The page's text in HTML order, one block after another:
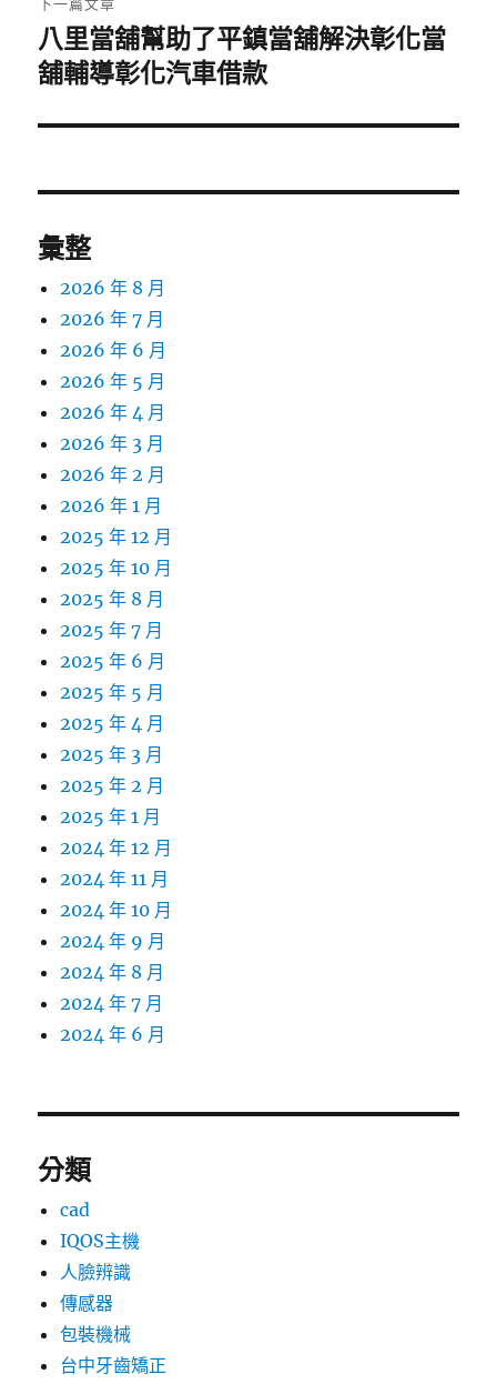
下
一
文
八里當舖幫助了平鎮當舖解決彰化當
舖輔導彰化汽車借款
彙整
2026 年 8 月
2026 年 7 月
2026 年 6 月
2026 年 5 月
2026 年 4 月
2026 年 3 月
2026 年 2 月
2026 年 1 月
2025 年 12 月
2025 年 10 月
2025 年 8 月
2025 年 7 月
2025 年 6 月
2025 年 5 月
2025 年 4 月
2025 年 3 月
2025 年 2 月
2025 年 1 月
2024 年 12 月
2024 年 11 月
2024 年 10 月
2024 年 9 月
2024 年 8 月
2024 年 7 月
2024 年 6 月
分類
cad
IQOS主機
人臉辨識
傳感器
包裝機械
台中牙齒矯正